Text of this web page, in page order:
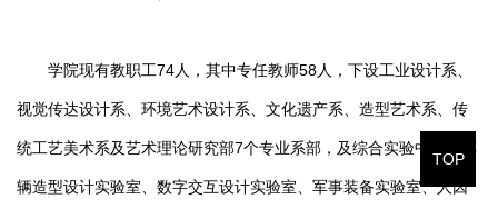
学院现有教职工74人，其中专任教师58人，下设工业设计系、
视觉传达设计系、环境艺术设计系、文化遗产系、造型艺术系、传
统工艺美术系及艺术理论研究部7个专业系部，及综合实验中心、车
辆造型设计实验室、数字交互设计实验室、军事装备实验室、人因
TOP